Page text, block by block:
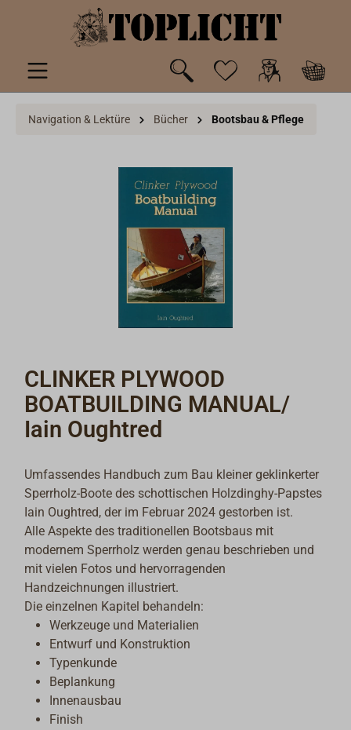
springen
Navigation & Lektüre Bücher Bootsbau & Pflege
CLINKER PLYWOOD
BOATBUILDING MANUAL/
Iain Oughtred
Umfassendes Handbuch zum Bau kleiner geklinkerter
Sperrholz-Boote des schottischen Holzdinghy-Papstes
Iain Oughtred, der im Februar 2024 gestorben ist.
Alle Aspekte des traditionellen Bootsbaus mit
modernem Sperrholz werden genau beschrieben und
mit vielen Fotos und hervorragenden
Handzeichnungen illustriert.
Die einzelnen Kapitel behandeln:
Werkzeuge und Materialien
Entwurf und Konstruktion
Typenkunde
Beplankung
Innenausbau
Finish